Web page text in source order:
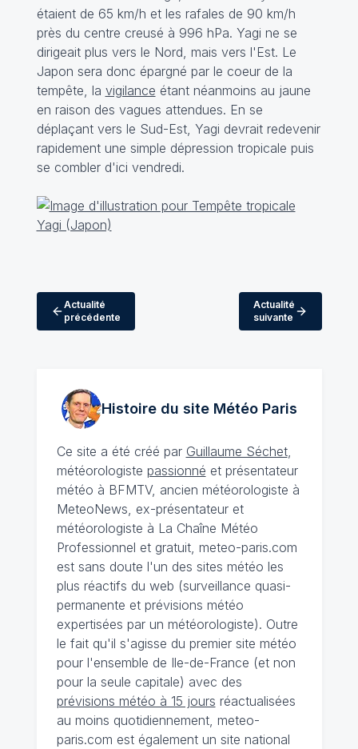
étaient de 65 km/h et les rafales de 90 km/h
près du centre creusé à 996 hPa. Yagi ne se
dirigeait plus vers le Nord, mais vers l'Est. Le
Japon sera donc épargné par le coeur de la
tempête, la vigilance étant néanmoins au jaune
en raison des vagues attendues. En se
déplaçant vers le Sud-Est, Yagi devrait redevenir
rapidement une simple dépression tropicale puis
se combler d'ici vendredi.
Actualité
précédente
Actualité
suivante
Histoire du site MétéoParis
Ce site a été créé par Guillaume Séchet,
météorologiste passionné et présentateur
météo à BFMTV, ancien météorologiste à
MeteoNews, ex-présentateur et
météorologiste à La Chaîne Météo
Professionnel et gratuit, meteo-paris.com
est sans doute l'un des sites météo les
plus réactifs du web (surveillance quasi-
permanente et prévisions météo
expertisées par un météorologiste). Outre
le fait qu'il s'agisse du premier site météo
pour l'ensemble de Ile-de-France (et non
pour la seule capitale) avec des
prévisions météo à 15 jours réactualisées
au moins quotidiennement, meteo-
paris.com est également un site national